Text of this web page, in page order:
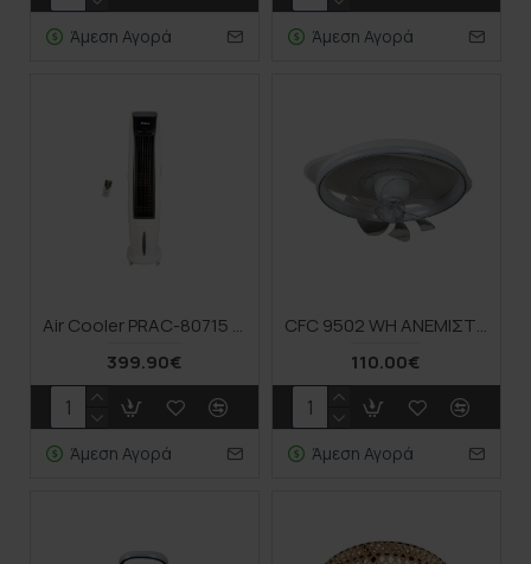
Άμεση Αγορά Άμεση Αγορά
Air Cooler PRAC-80715 Primo 350W Με Τηλεχειριστήριο
399.90€
Άμεση Αγορά
CFC 9502 WΗ ΑΝΕΜΙΣΤΗΡΑΣ ΟΒΑΛ+ ΚΥΚΛΟΣ ΟΡΟΦΗΣ ΜΕ LED ΦΩΤΙΣΜΟ CCT+ CONTROL
110.00€
Άμεση Αγορά